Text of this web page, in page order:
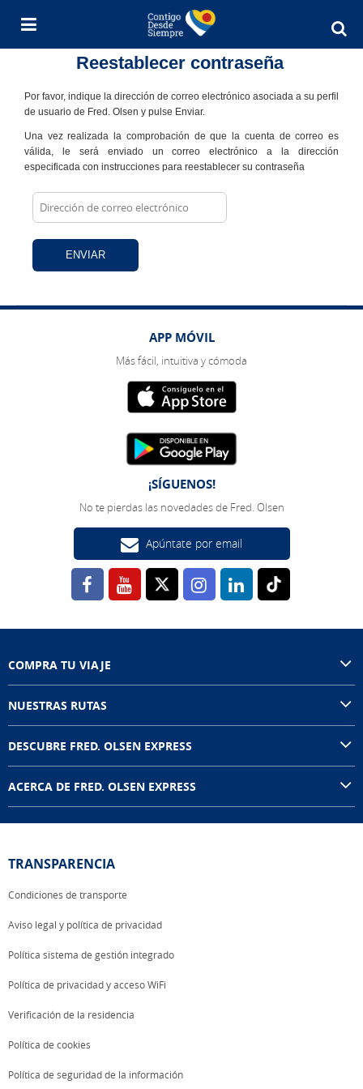
Reestablecer contraseña
Por favor, indique la dirección de correo electrónico asociada a su perfil
de usuario de Fred. Olsen y pulse Enviar.
Una vez realizada la comprobación de que la cuenta de correo es
válida, le será enviado un correo electrónico a la dirección
especificada con instrucciones para reestablecer su contraseña
APP MÓVIL
Más fácil, intuitiva y cómoda
¡SÍGUENOS!
No te pierdas las novedades de Fred. Olsen
Apúntate por email
COMPRA TU VIAJE
NUESTRAS RUTAS
DESCUBRE FRED. OLSEN EXPRESS
ACERCA DE FRED. OLSEN EXPRESS
TRANSPARENCIA
Condiciones de transporte
Aviso legal y política de privacidad
Política sistema de gestión integrado
Política de privacidad y acceso WiFi
Verificación de la residencia
Política de cookies
Política de seguridad de la información